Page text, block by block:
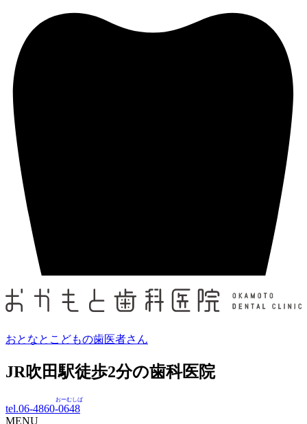
おとなとこどもの歯医者さん
JR吹田駅徒歩2分の歯科医院
tel.06-4860-0648
おーむしば
MENU